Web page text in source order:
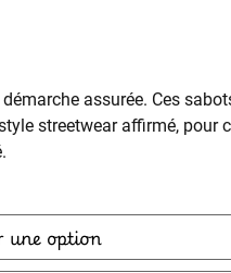
assurée. Ces
streetwear affirmé, pour